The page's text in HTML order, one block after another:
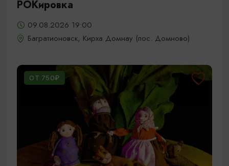
РОКировка
09.08.2026 19:00
Багратионовск, Кирха Домнау (пос. Домново)
ОТ 750₽